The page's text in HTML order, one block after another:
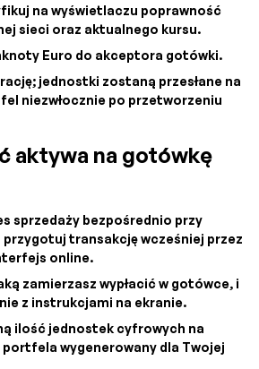
na wyświetlaczu poprawność
sieci oraz aktualnego kursu.
Euro do akceptora gotówki.
jednostki zostaną przesłane na
niezwłocznie po przetworzeniu
aktywa na gotówkę
sprzedaży bezpośrednio przy
przygotuj transakcję wcześniej przez
online.
zamierzasz wypłacić w gotówce, i
z instrukcjami na ekranie.
ilość jednostek cyfrowych na
portfela wygenerowany dla Twojej